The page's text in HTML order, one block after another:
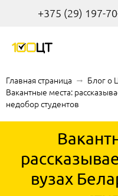
+375 (29) 197-
Главная страница → Блог о
Вакантные места:
недобор студентов
вузах